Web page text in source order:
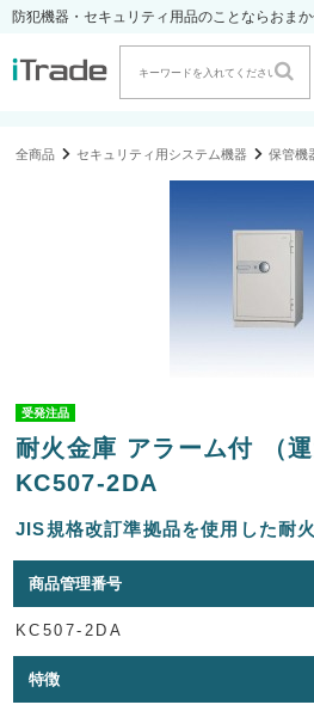
防犯機器・セキュリティ用品のことならおま
全商品 セキュリティ用システム機器 保管機
受発注品
耐火金庫 アラーム付 （運
KC507-2DA
JIS規格改訂準拠品を使用した耐
商品管理番号
KC507-2DA
特徴